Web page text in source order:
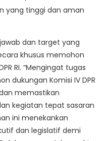
yang tinggi dan aman
dan target yang
khusus memohon
RI. “Mengingat tugas
dukungan Komisi IV DPR
memastikan
kegiatan tepat sasaran
ini menekankan
dan legislatif demi